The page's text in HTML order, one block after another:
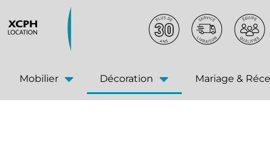
Mobilier Décoration Mariage &